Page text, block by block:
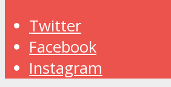
Twitter
Facebook
Instagram